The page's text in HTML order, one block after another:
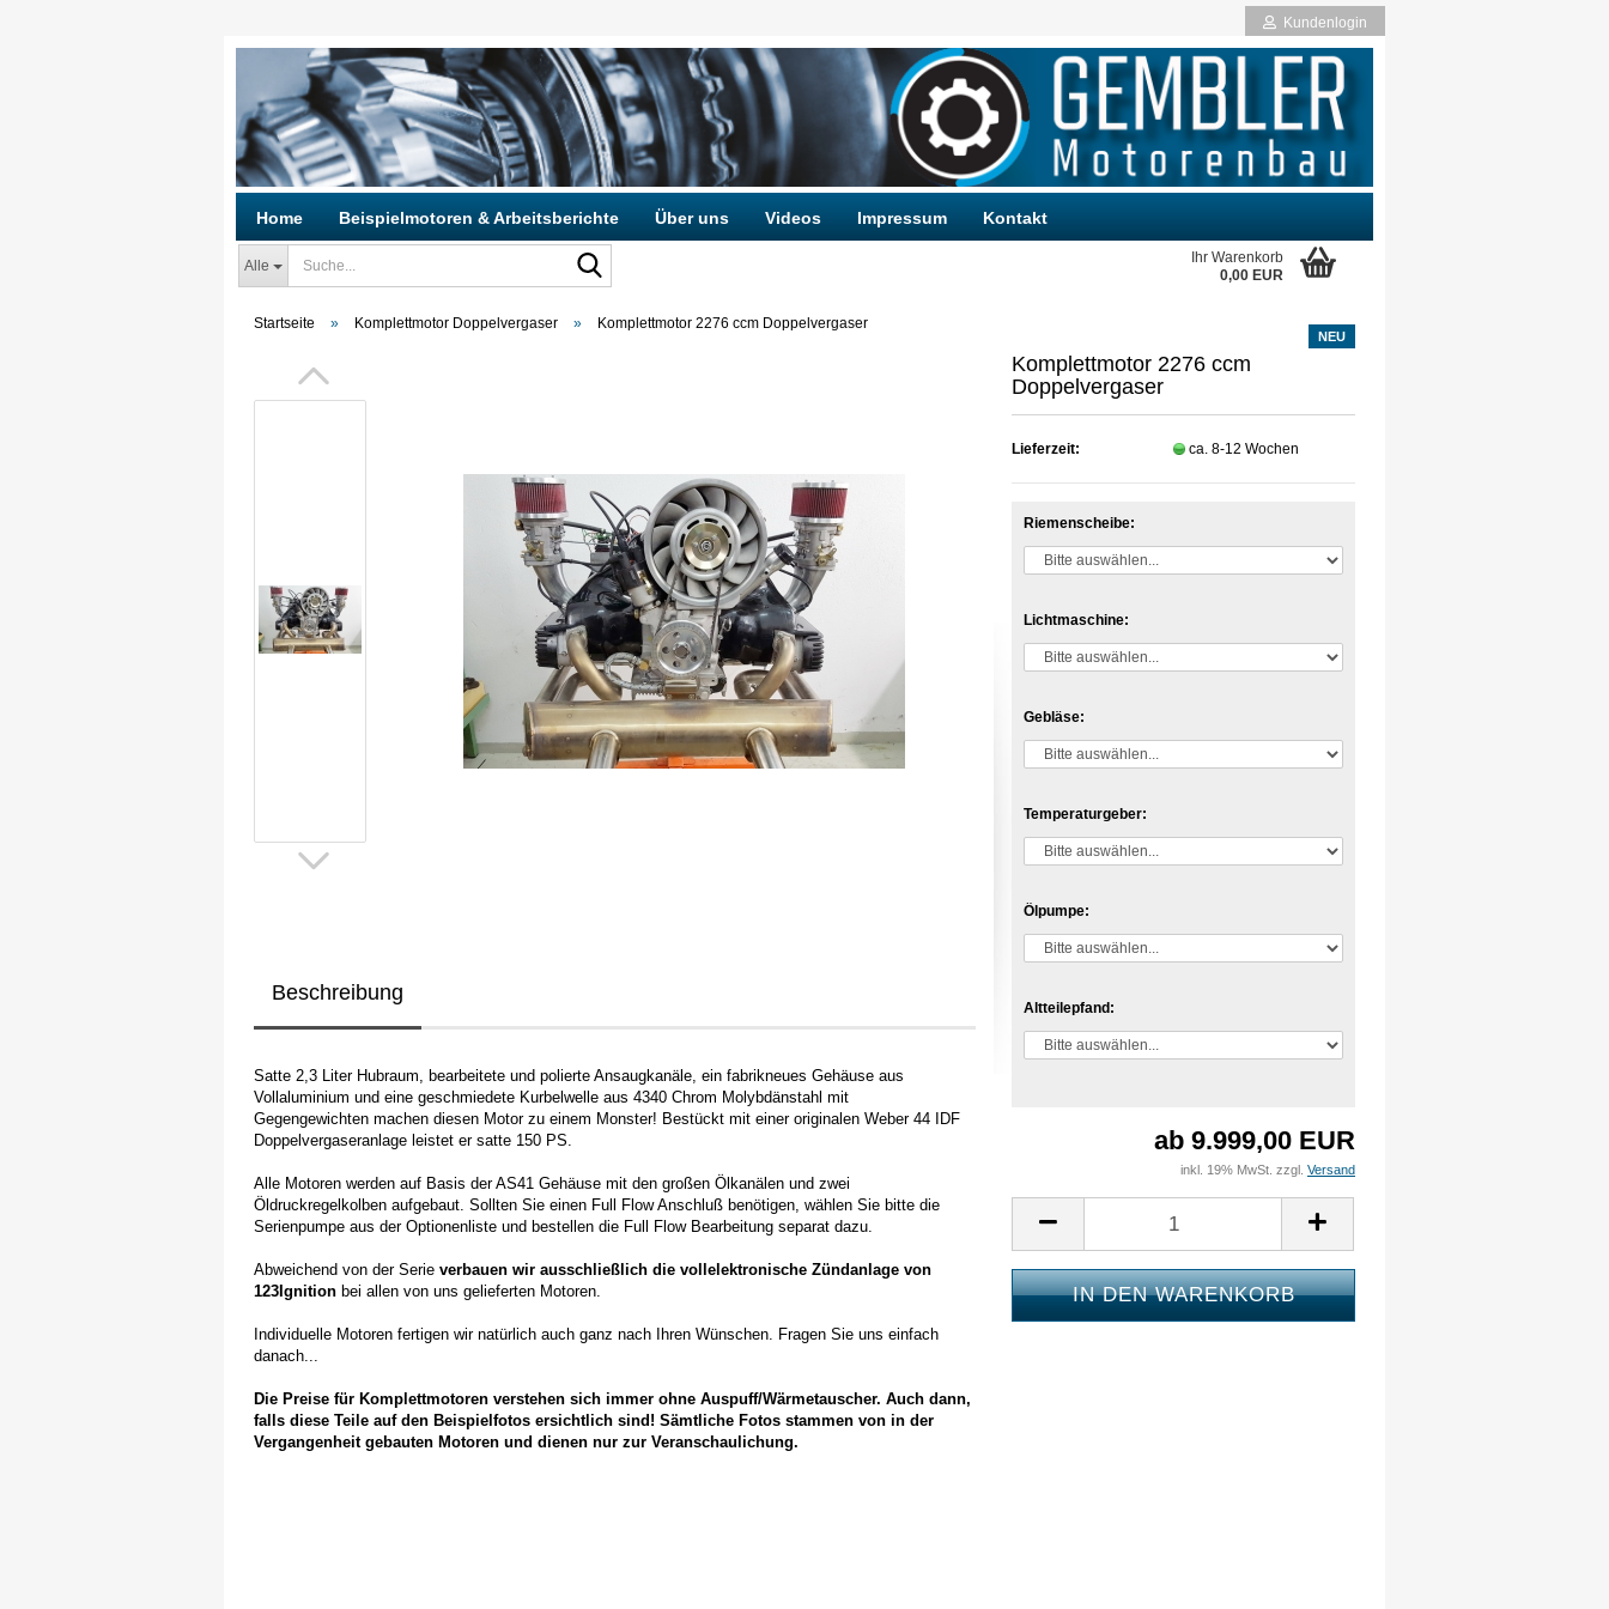
Kundenlogin
Passwort vergessen?
Alle
Ihr Warenkorb
0,00 EUR
Home Beispielmotoren & Arbeitsberichte Über uns Videos Impressum Kontakt
Startseite » Komplettmotor Doppelvergaser » Komplettmotor 2276 ccm Doppelvergaser
NEU
Komplettmotor 2276 ccm
Doppelvergaser
Lieferzeit: ca. 8-12 Wochen
Riemenscheibe:
Lichtmaschine:
Gebläse:
Temperaturgeber:
Ölpumpe:
Altteilepfand:
ab 9.999,00 EUR
inkl. 19% MwSt. zzgl. Versand
Beschreibung
Satte 2,3 Liter Hubraum, bearbeitete und polierte Ansaugkanäle, ein fabrikneues Gehäuse aus
Vollaluminium und eine geschmiedete Kurbelwelle aus 4340 Chrom Molybdänstahl mit
Gegengewichten machen diesen Motor zu einem Monster! Bestückt mit einer originalen Weber 44 IDF
Doppelvergaseranlage leistet er satte 150 PS.
Alle Motoren werden auf Basis der AS41 Gehäuse mit den großen Ölkanälen und zwei
Öldruckregelkolben aufgebaut. Sollten Sie einen Full Flow Anschluß benötigen, wählen Sie bitte die
Serienpumpe aus der Optionenliste und bestellen die Full Flow Bearbeitung separat dazu.
Abweichend von der Serie verbauen wir ausschließlich die vollelektronische Zündanlage von
123Ignition bei allen von uns gelieferten Motoren.
Individuelle Motoren fertigen wir natürlich auch ganz nach Ihren Wünschen. Fragen Sie uns einfach
danach...
Die Preise für Komplettmotoren verstehen sich immer ohne Auspuff/Wärmetauscher. Auch dann,
falls diese Teile auf den Beispielfotos ersichtlich sind! Sämtliche Fotos stammen von in der
Vergangenheit gebauten Motoren und dienen nur zur Veranschaulichung.